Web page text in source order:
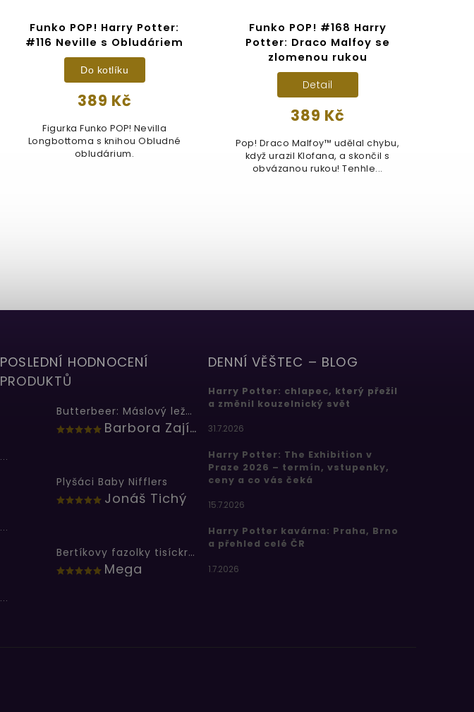
Funko POP! Harry Potter:
#116 Neville s Obludáriem
389 Kč
Do kotlíku
Figurka Funko POP! Nevilla
Longbottoma s knihou Obludné
obludárium.
Funko POP! #168 Harry
Potter: Draco Malfoy se
zlomenou rukou
389 Kč
Detail
Pop! Draco Malfoy™ udělal chybu,
když urazil Klofana, a skončil s
obvázanou rukou! Tenhle...
POSLEDNÍ HODNOCENÍ
PRODUKTŮ
Butterbeer: Máslový ležák
Barbora Zajícová
...
Plyšáci Baby Nifflers
Jonáš Tichý
...
Bertíkovy fazolky tisíckrát jinak
Mega
...
DENNÍ VĚŠTEC – BLOG
Harry Potter: chlapec, který přežil
a změnil kouzelnický svět
31.7.2026
Harry Potter: The Exhibition v
Praze 2026 – termín, vstupenky,
ceny a co vás čeká
15.7.2026
Harry Potter kavárna: Praha, Brno
a přehled celé ČR
1.7.2026